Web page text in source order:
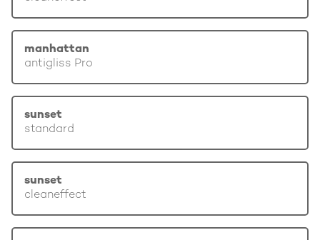
manhattan
antigliss Pro
sunset
standard
sunset
cleaneffect